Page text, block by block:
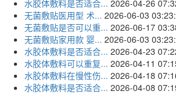
水胶体敷料是否适合... 2026-04-26
无菌敷贴医用型 术... 2026-06-03
无菌敷贴是否可以重... 2026-06-17
无菌敷贴家用款 婴... 2026-06-03
水胶体敷料是否适合... 2026-04-23
水胶体敷料可以重复... 2026-04-11
水胶体敷料在慢性伤... 2026-04-18
水胶体敷料是否适合... 2026-04-08